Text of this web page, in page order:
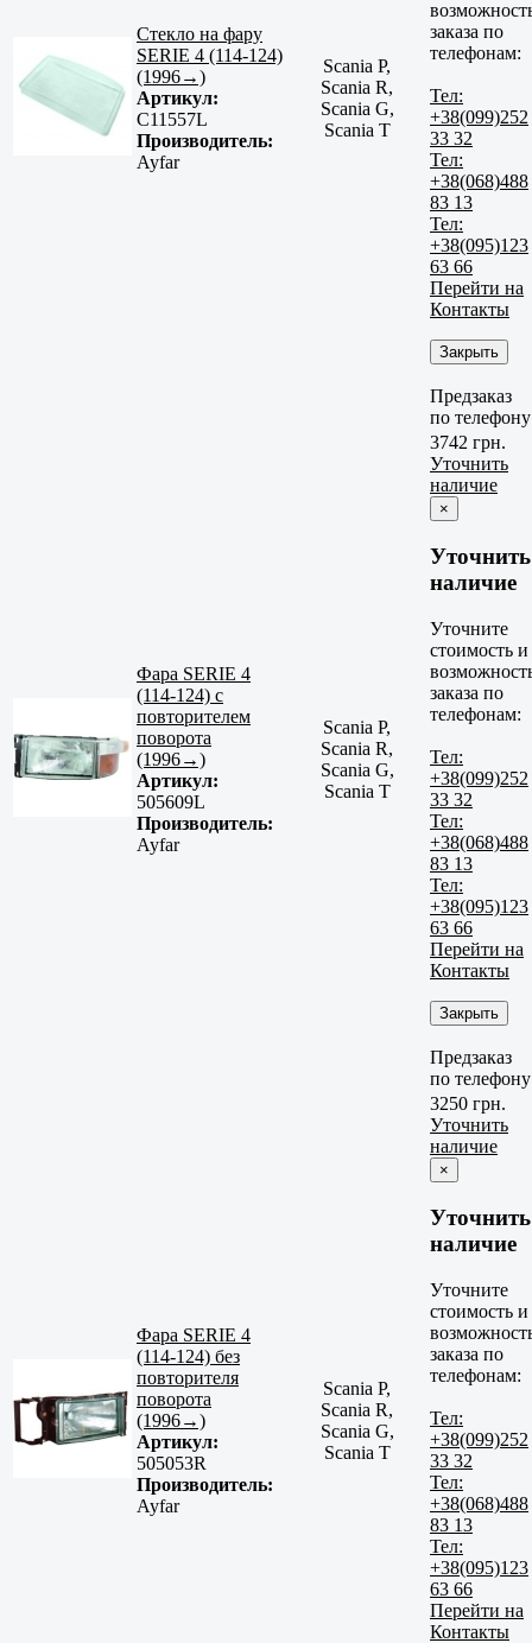
Стекло на фару
SERIE 4 (114-124)
(1996→)
Артикул:
C11557L
Производитель:
Ayfar
Scania P,
Scania R,
Scania G,
Scania T
заказа по
телефонам:
Тел:
+38(099)252
33 32
Тел:
+38(068)488
83 13
Тел:
+38(095)123
63 66
Перейти на
Контакты
Закрыть
Предзаказ
по телефону
Фара SERIE 4
(114-124) с
повторителем
поворота
(1996→)
Артикул:
505609L
Производитель:
Ayfar
Scania P,
Scania R,
Scania G,
Scania T
3742 грн.
Уточнить
наличие
×
Уточнить
наличие
Уточните
стоимость и
заказа по
телефонам:
Тел:
+38(099)252
33 32
Тел:
+38(068)488
83 13
Тел:
+38(095)123
63 66
Перейти на
Контакты
Закрыть
Предзаказ
по телефону
Фара SERIE 4
(114-124) без
повторителя
поворота
(1996→)
Артикул:
505053R
Производитель:
Ayfar
Scania P,
Scania R,
Scania G,
Scania T
3250 грн.
Уточнить
наличие
×
Уточнить
наличие
Уточните
стоимость и
заказа по
телефонам:
Тел:
+38(099)252
33 32
Тел:
+38(068)488
83 13
Тел:
+38(095)123
63 66
Перейти на
Контакты